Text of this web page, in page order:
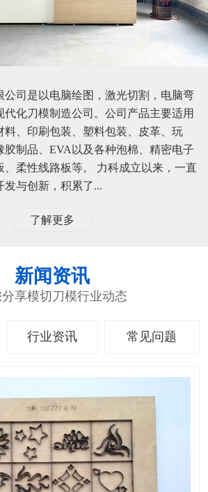
公司是以电脑绘图，激光切割，电脑弯
代化刀模制造公司。公司产品主要适用
料、印刷包装、塑料包装、皮革、玩
胶制品、EVA以及各种泡棉、精密电子
、柔性线路板等。 力科成立以来，一直
与创新，积累了...
了解更多
新闻资讯
享模切刀模行业动态
行业资讯 常见问题